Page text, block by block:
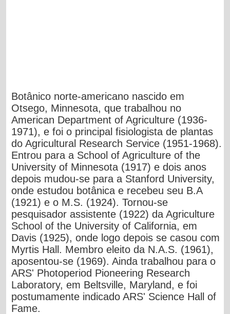
Botânico norte-americano nascido em
Otsego, Minnesota, que trabalhou no
American Department of Agriculture (1936-
1971), e foi o principal fisiologista de plantas
do Agricultural Research Service (1951-1968).
Entrou para a School of Agriculture of the
University of Minnesota (1917) e dois anos
depois mudou-se para a Stanford University,
onde estudou botânica e recebeu seu B.A
(1921) e o M.S. (1924). Tornou-se
pesquisador assistente (1922) da Agriculture
School of the University of California, em
Davis (1925), onde logo depois se casou com
Myrtis Hall. Membro eleito da N.A.S. (1961),
aposentou-se (1969). Ainda trabalhou para o
ARS' Photoperiod Pioneering Research
Laboratory, em Beltsville, Maryland, e foi
postumamente indicado ARS' Science Hall of
Fame.